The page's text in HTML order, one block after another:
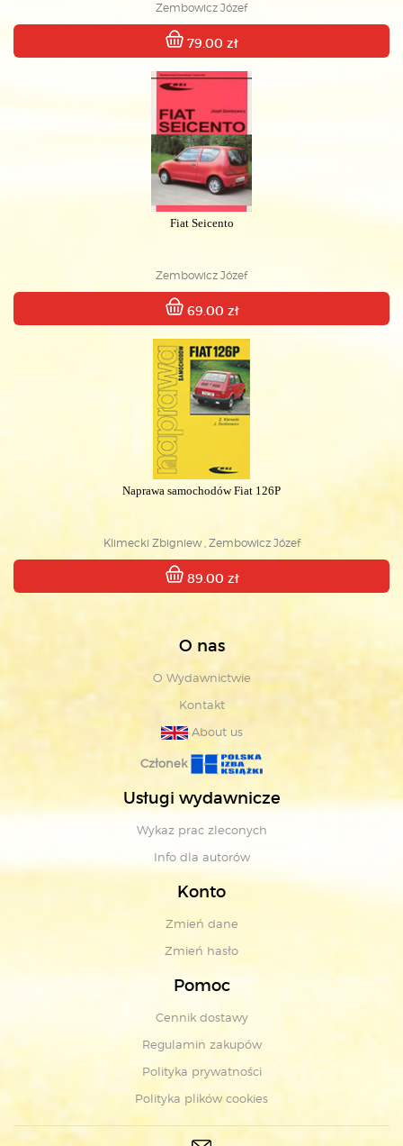
Zembowicz Józef
79.00 zł
Fiat Seicento
Zembowicz Józef
69.00 zł
Naprawa samochodów Fiat 126P
Klimecki Zbigniew , Zembowicz Józef
89.00 zł
O nas
O Wydawnictwie
Kontakt
About us
Członek
Usługi wydawnicze
Wykaz prac zleconych
Info dla autorów
Konto
Zmień dane
Zmień hasło
Pomoc
Cennik dostawy
Regulamin zakupów
Polityka prywatności
Polityka plików cookies